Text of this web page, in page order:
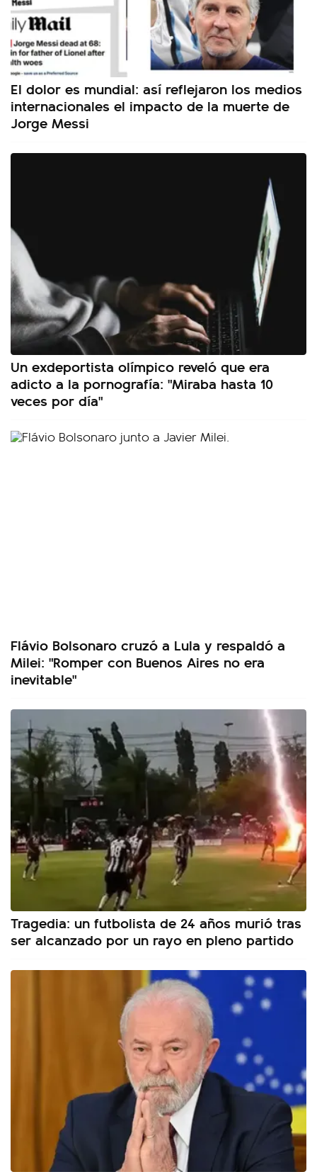
El dolor es mundial: así reflejaron los medios
internacionales el impacto de la muerte de
Jorge Messi
Un exdeportista olímpico reveló que era
adicto a la pornografía: "Miraba hasta 10
veces por día"
Flávio Bolsonaro cruzó a Lula y respaldó a
Milei: "Romper con Buenos Aires no era
inevitable"
Tragedia: un futbolista de 24 años murió tras
ser alcanzado por un rayo en pleno partido